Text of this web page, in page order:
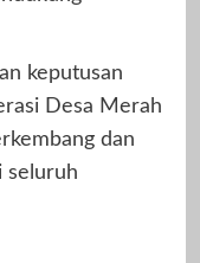
keputusan
Desa Merah
dan
seluruh